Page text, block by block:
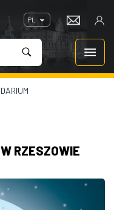
PL
RZESZOWIE